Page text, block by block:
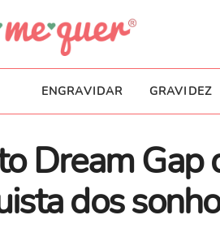
ENGRAVIDAR GRAVIDEZ
Dream Gap
dos